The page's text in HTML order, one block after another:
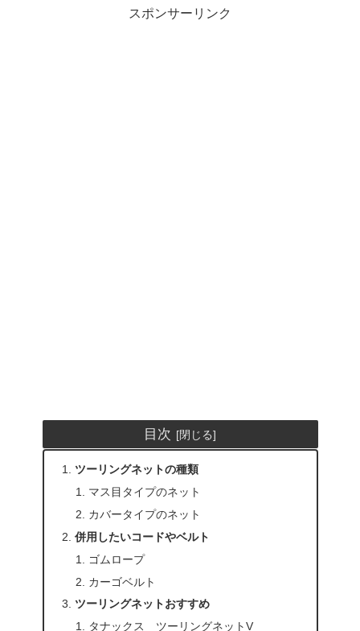
スポンサーリンク
目次
ツーリングネットの種類
マス目タイプのネット
カバータイプのネット
併用したいコードやベルト
ゴムロープ
カーゴベルト
ツーリングネットおすすめ
タナックス ツーリングネットV